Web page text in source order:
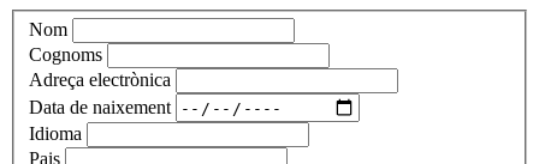
Nom
Cognoms
Adreça electrònica
Data de naixement
Idioma
Pais